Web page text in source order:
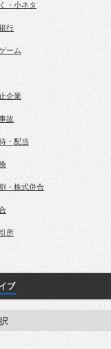
・小ネタ
行
ーム
企業
故
・配当
・株式併合
所
ブ